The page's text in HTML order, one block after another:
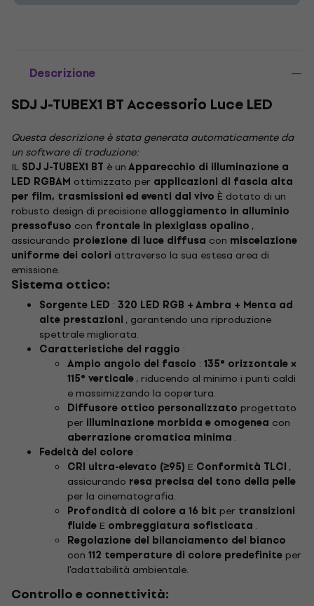
Descrizione
SDJ J-TUBEX1 BT Accessorio Luce LED
Questa descrizione è stata generata automaticamente da
un software di traduzione:
IL SDJ J-TUBEX1 BT è unApparecchio di illuminazione a
LED RGBAM ottimizzato per applicazioni di fascia alta
per film, trasmissioni ed eventi dal vivo È dotato di un
robusto design di precisione alloggiamento in alluminio
pressofuso con frontale in plexiglass opalino ,
assicurando proiezione di luce diffusa con miscelazione
uniforme dei colori attraverso la sua estesa area di
emissione.
Sistema ottico:
Sorgente LED : 320 LED RGB + Ambra + Menta ad
alte prestazioni , garantendo una riproduzione
spettrale migliorata.
Caratteristiche del raggio :
Ampio angolo del fascio : 135° orizzontale ×
115° verticale, riducendo al minimo i punti caldi
e massimizzando la copertura.
Diffusore ottico personalizzato progettato
per illuminazione morbida e omogenea con
aberrazione cromatica minima .
Fedeltà del colore :
CRI ultra-elevato (≥95) E Conformità TLCI ,
assicurando resa precisa del tono della pelle
per la cinematografia.
Profondità di colore a 16 bit per transizioni
fluide E ombreggiatura sofisticata .
Regolazione del bilanciamento del bianco
con 112 temperature di colore predefinite per
l'adattabilità ambientale.
Controllo e connettività: